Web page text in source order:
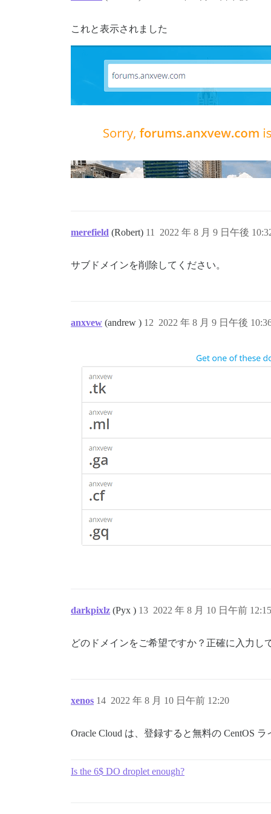
これと表示されました
merefield (Robert) 2022 年 8 月 9 日午後
11
サブドメインを削除してください。
anxvew (andrew ) 2022 年 8 月 9 日午後
12
darkpixlz (Pyx ) 2022 年 8 月 10 日午前 12:15
13
どのドメインをご希望ですか？正確に入力し
xenos 2022 年 8 月 10 日午前 12:20
14
Oracle Cloud は、登録すると無料の CentOS
Is the 6$ DO droplet enough?